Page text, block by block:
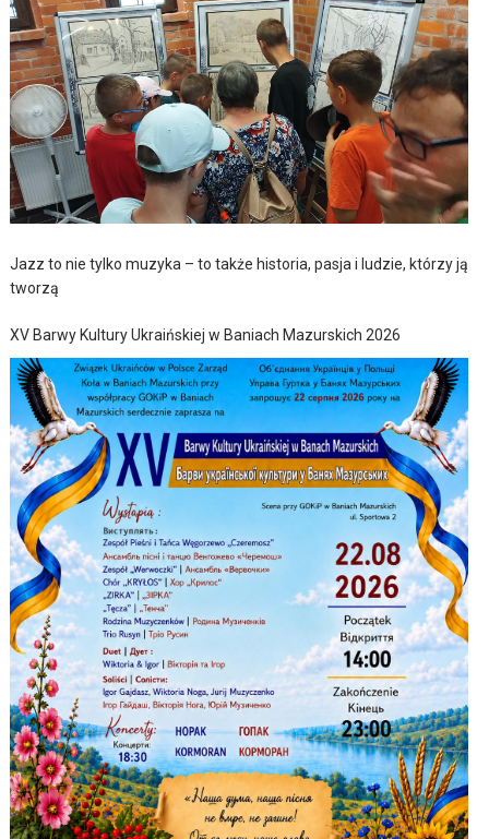
Jazz to nie tylko muzyka – to także historia, pasja i ludzie, którzy ją
tworzą
XV Barwy Kultury Ukraińskiej w Baniach Mazurskich 2026